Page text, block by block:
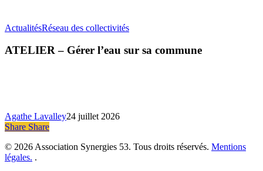
ActualitésRéseau des collectivitésATELIER
Gérer
ATELIER – Gérer l’eau sur sa commune
Agathe Lavalley24 juillet 2026
Share
Share Share
© 2026 Association Synergies 53. Tous droits réservés. Mentions
légales. .